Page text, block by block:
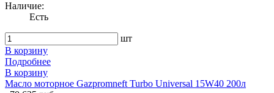
Наличие:
Есть
шт
В корзину
Подробнее
В корзину
Масло моторное Gazpromneft Turbo Universal 15W40 200л